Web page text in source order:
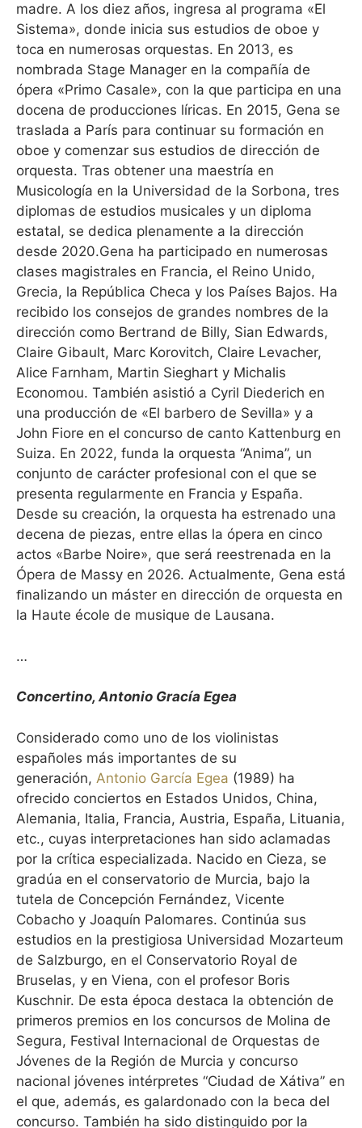
madre. A los diez años, ingresa al programa «El
Sistema», donde inicia sus estudios de oboe y
toca en numerosas orquestas. En 2013, es
nombrada Stage Manager en la compañía de
ópera «Primo Casale», con la que participa en una
docena de producciones líricas. En 2015, Gena se
traslada a París para continuar su formación en
oboe y comenzar sus estudios de dirección de
orquesta. Tras obtener una maestría en
Musicología en la Universidad de la Sorbona, tres
diplomas de estudios musicales y un diploma
estatal, se dedica plenamente a la dirección
desde 2020.Gena ha participado en numerosas
clases magistrales en Francia, el Reino Unido,
Grecia, la República Checa y los Países Bajos. Ha
recibido los consejos de grandes nombres de la
dirección como Bertrand de Billy, Sian Edwards,
Claire Gibault, Marc Korovitch, Claire Levacher,
Alice Farnham, Martin Sieghart y Michalis
Economou. También asistió a Cyril Diederich en
una producción de «El barbero de Sevilla» y a
John Fiore en el concurso de canto Kattenburg en
Suiza. En 2022, funda la orquesta “Anima”, un
conjunto de carácter profesional con el que se
presenta regularmente en Francia y España.
Desde su creación, la orquesta ha estrenado una
decena de piezas, entre ellas la ópera en cinco
actos «Barbe Noire», que será reestrenada en la
Ópera de Massy en 2026. Actualmente, Gena está
ﬁnalizando un máster en dirección de orquesta en
la Haute école de musique de Lausana.
…
Concertino, Antonio Gracía Egea
Considerado como uno de los violinistas
españoles más importantes de su
generación, Antonio García Egea (1989) ha
ofrecido conciertos en Estados Unidos, China,
Alemania, Italia, Francia, Austria, España, Lituania,
etc., cuyas interpretaciones han sido aclamadas
por la crítica especializada. Nacido en Cieza, se
gradúa en el conservatorio de Murcia, bajo la
tutela de Concepción Fernández, Vicente
Cobacho y Joaquín Palomares. Continúa sus
estudios en la prestigiosa Universidad Mozarteum
de Salzburgo, en el Conservatorio Royal de
Bruselas, y en Viena, con el profesor Boris
Kuschnir. De esta época destaca la obtención de
primeros premios en los concursos de Molina de
Segura, Festival Internacional de Orquestas de
Jóvenes de la Región de Murcia y concurso
nacional jóvenes intérpretes “Ciudad de Xátiva” en
el que, además, es galardonado con la beca del
concurso. También ha sido distinguido por la